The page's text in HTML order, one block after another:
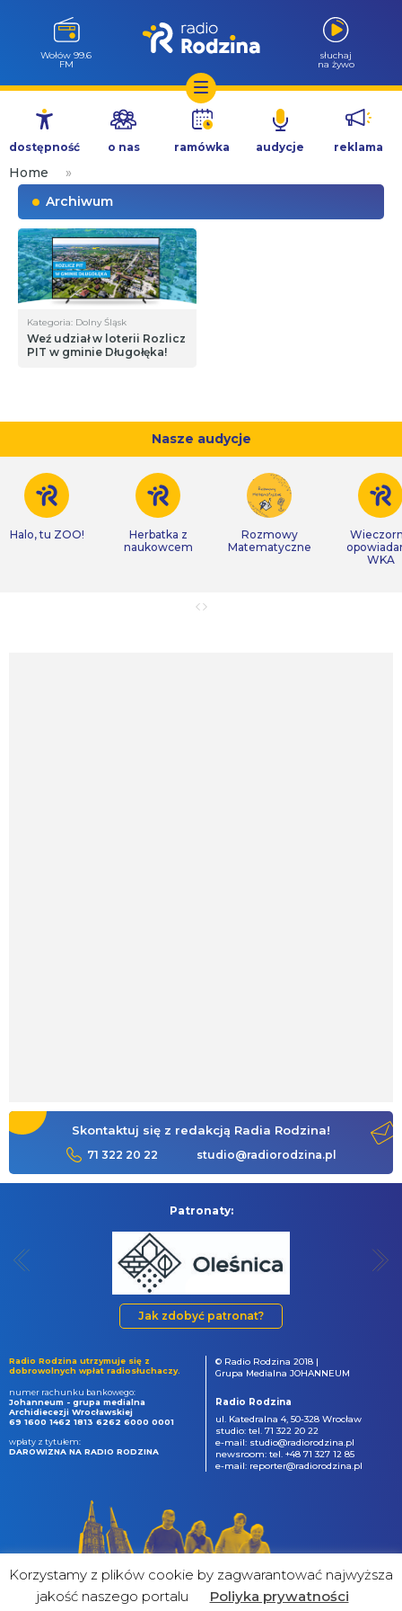
Przejdź
treści
Wołów 99.6
FM
słuchaj
na żywo
dostępność o nas ramówka audycje reklama
Home
»
Archiwum
Kategoria: Dolny Śląsk
Weź udział w loterii Rozlicz
PIT w gminie Długołęka!
Nasze audycje
Halo, tu ZOO!
Herbatka z
naukowcem
Rozmowy
Matematyczne
WKA
Skontaktuj się z redakcją Radia Rodzina!
71 322 20 22 studio@radiorodzina.pl
Patronaty:
Jak zdobyć patronat?
Radio Rodzina utrzymuje się z
dobrowolnych wpłat radiosłuchaczy.
numer rachunku bankowego:
Johanneum - grupa medialna
Archidiecezji Wrocławskiej
69 1600 1462 1813 6262 6000 0001
wpłaty z tytułem:
DAROWIZNA NA RADIO RODZINA
© Radio Rodzina 2018 |
Grupa Medialna JOHANNEUM
Radio Rodzina
ul. Katedralna 4, 50-328 Wrocław
studio: tel. 71 322 20 22
e-mail: studio@radiorodzina.pl
newsroom: tel. +48 71 327 12 85
e-mail: reporter@radiorodzina.pl
Korzystamy z plików cookie by zagwarantować najwyższa
jakość naszego portalu
Poliyka prywatności